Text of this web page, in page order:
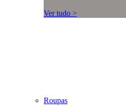
Ver tudo >
Roupas